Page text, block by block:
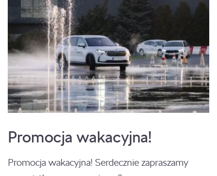
Promocja wakacyjna!
Promocja wakacyjna! Serdecznie zapraszamy